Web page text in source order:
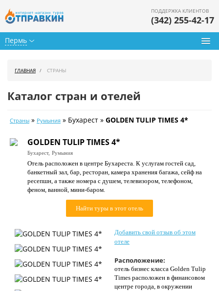
Пермь
ПОДДЕРЖКА КЛИЕНТОВ
(342) 255-42-17
Календарь туров
Цены дня
Страны
Как купить
Контакты
ГЛАВНАЯ СТРАНЫ
Каталог стран и отелей
Страны » Румыния » Бухарест » GOLDEN TULIP TIMES 4*
GOLDEN TULIP TIMES 4*
Бухарест, Румыния
Отель расположен в центре Бухареста. К услугам гостей сад,
банкетный зал, бар, ресторан, камера хранения багажа, сейф на
ресепшн, а также номера с душем, телевизором, телефоном,
феном, ванной, мини-баром.
Найти туры в этот отель
Добавить свой отзыв об этом
отеле
Расположение:
отель бизнес класса Golden Tulip
Times расположен в финансовом
центре города, в окружении